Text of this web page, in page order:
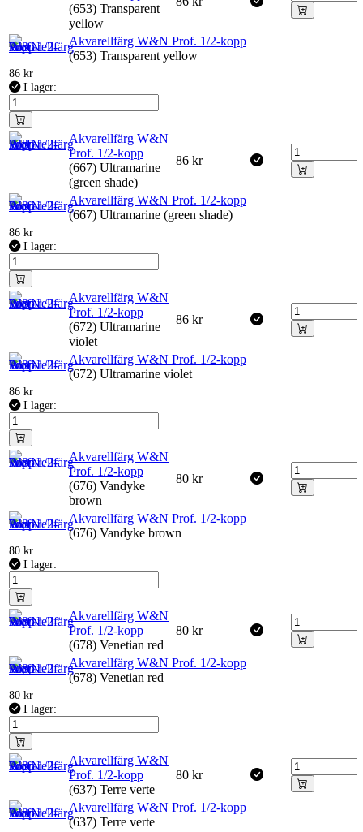
(653) Transparent
yellow
Akvarellfärg W&N Prof. 1/2-kopp
(653) Transparent yellow
86 kr
I lager:
Akvarellfärg W&N
Prof. 1/2-kopp
(667) Ultramarine
(green shade)
86 kr
Akvarellfärg W&N Prof. 1/2-kopp
(667) Ultramarine (green shade)
86 kr
I lager:
Akvarellfärg W&N
Prof. 1/2-kopp
(672) Ultramarine
violet
86 kr
Akvarellfärg W&N Prof. 1/2-kopp
(672) Ultramarine violet
86 kr
I lager:
Akvarellfärg W&N
Prof. 1/2-kopp
(676) Vandyke
brown
80 kr
Akvarellfärg W&N Prof. 1/2-kopp
(676) Vandyke brown
80 kr
I lager:
Akvarellfärg W&N
Prof. 1/2-kopp
(678) Venetian red
80 kr
Akvarellfärg W&N Prof. 1/2-kopp
(678) Venetian red
80 kr
I lager:
Akvarellfärg W&N
Prof. 1/2-kopp
(637) Terre verte
80 kr
Akvarellfärg W&N Prof. 1/2-kopp
(637) Terre verte